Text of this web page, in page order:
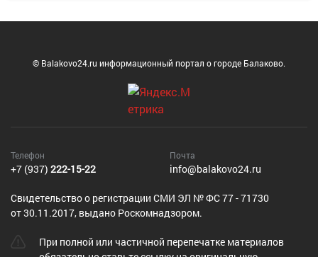
© Balakovo24.ru информационный портал о городе Балаково.
Телефон
+7 (937) 222-15-22
Почта
info@balakovo24.ru
Cвидетельство о регистрации СМИ ЭЛ № ФС 77 - 71730
от 30.11.2017, выдано Роскомнадзором.
При полной или частичной перепечатке материалов